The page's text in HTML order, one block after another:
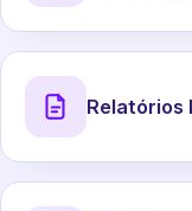
Relatórios